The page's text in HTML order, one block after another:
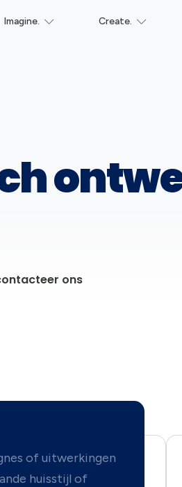
Imagine. Create.
ons
of uitwerkingen
huisstijl of